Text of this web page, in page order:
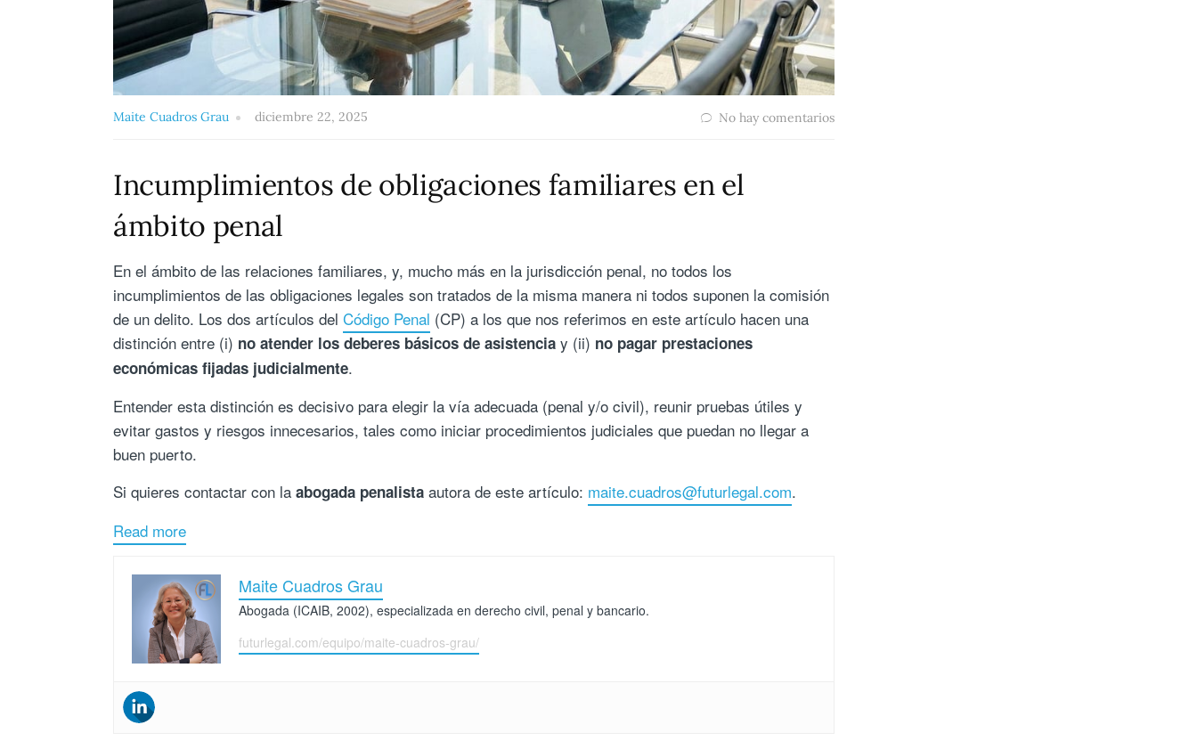
Maite Cuadros Grau diciembre 22, 2025 No hay comentarios
Incumplimientos de obligaciones familiares en el
ámbito penal
En el ámbito de las relaciones familiares, y, mucho más en la jurisdicción penal, no todos los
incumplimientos de las obligaciones legales son tratados de la misma manera ni todos suponen la comisión
de un delito. Los dos artículos del Código Penal (CP) a los que nos referimos en este artículo hacen una
distinción entre (i) no atender los deberes básicos de asistencia y (ii) no pagar prestaciones
económicas fijadas judicialmente.
Entender esta distinción es decisivo para elegir la vía adecuada (penal y/o civil), reunir pruebas útiles y
evitar gastos y riesgos innecesarios, tales como iniciar procedimientos judiciales que puedan no llegar a
buen puerto.
Si quieres contactar con la abogada penalista autora de este artículo: maite.cuadros@futurlegal.com.
Read more
Maite Cuadros Grau
Abogada (ICAIB, 2002), especializada en derecho civil, penal y bancario.
futurlegal.com/equipo/maite-cuadros-grau/